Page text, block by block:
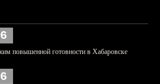
повышенной готовности в Хабаровске